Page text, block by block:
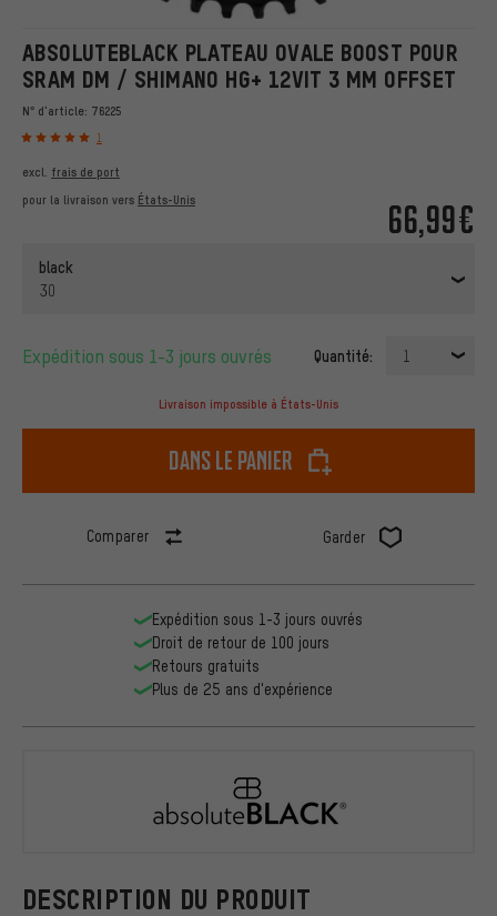
ABSOLUTEBLACK PLATEAU OVALE BOOST POUR
SRAM DM / SHIMANO HG+ 12VIT 3 MM OFFSET
N° d'article: 76225
1
66,99€
excl. frais de port
pour la livraison vers États-Unis
black
30
Expédition sous 1-3 jours ouvrés Quantité: 1
Livraison impossible à États-Unis
dans le panier
Comparer Garder
DESCRIPTION DU PRODUIT
Expédition sous 1-3 jours ouvrés
Droit de retour de 100 jours
Retours gratuits
Plus de 25 ans d'expérience